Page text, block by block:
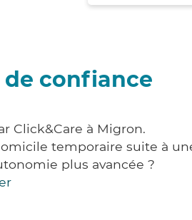
de confiance
Click&Care à Migron.
temporaire suite à
plus avancée ?